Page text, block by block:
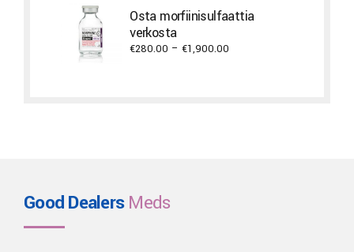
through
€11,700.00
Osta morfiinisulfaattia
verkosta
€280.00 – €1,900.00
Good DealersMeds